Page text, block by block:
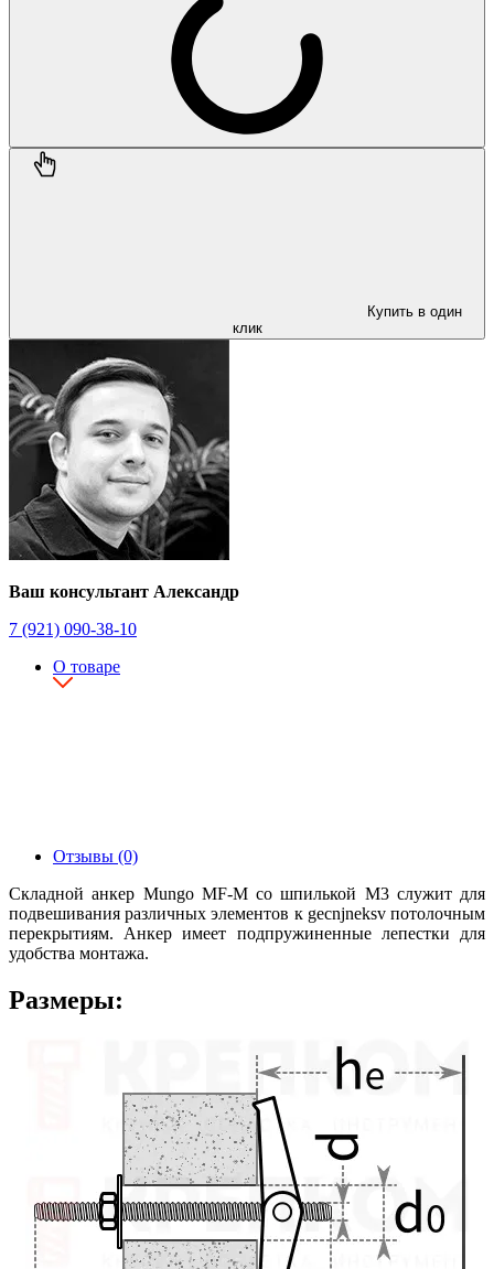
Купить в один
клик
Ваш консультант Александр
7 (921) 090-38-10
О товаре
Отзывы (0)
Складной анкер Mungo MF-M со шпилькой М3 служит для
подвешивания различных элементов к gecnjneksv потолочным
перекрытиям. Анкер имеет подпружиненные лепестки для
удобства монтажа.
Размеры: